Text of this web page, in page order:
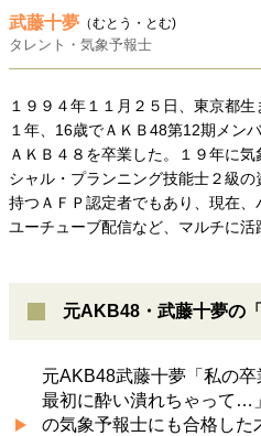
社会・カルチャー・マネー
地域とつながる/お金との付き合い方
武藤十夢 （むとう・とむ)
タレント・気象予報士
１９９４年１１月２５日、東京都
１年、16歳でＡＫＢ48第12期メン
ＡＫＢ４８を卒業した。１９年に
シャル・プランニング技能士２級
持つＡＦＰ認定者でもあり、現在、
ユーチューブ配信など、マルチに活
元AKB48・武藤十夢の
元AKB48武藤十夢「私の
最初に酔い潰れちゃって…
の気象予報士にも合格した